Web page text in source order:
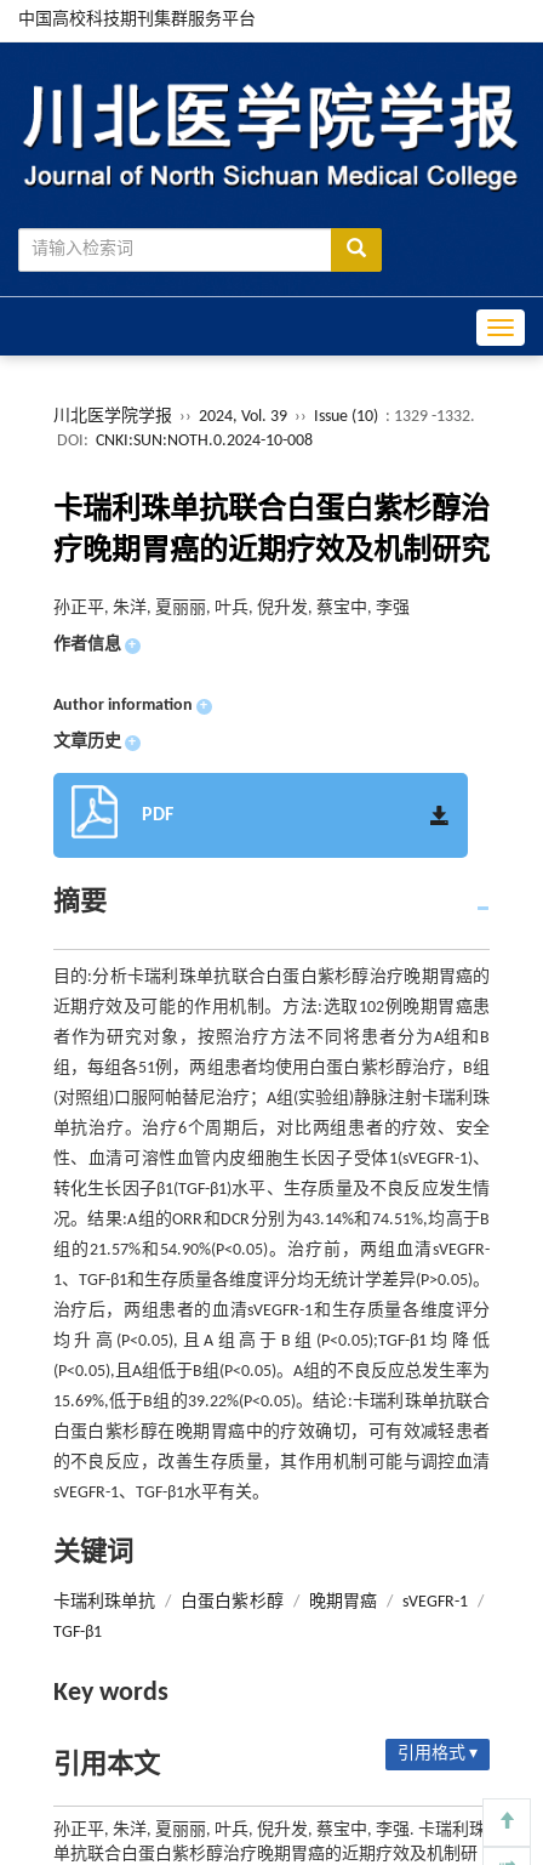
中国高校科技期刊集群服务平台
川北医学院学报 ›› 2024, Vol. 39 ›› Issue (10) : 1329 -1332.
DOI: CNKI:SUN:NOTH.0.2024-10-008
卡瑞利珠单抗联合白蛋白紫杉醇治
疗晚期胃癌的近期疗效及机制研究
孙正平, 朱洋, 夏丽丽, 叶兵, 倪升发, 蔡宝中, 李强
作者信息 +
Author information +
文章历史 +
PDF
摘要
目的:分析卡瑞利珠单抗联合白蛋白紫杉醇治疗晚期胃癌的
近期疗效及可能的作用机制。方法:选取102例晚期胃癌患
者作为研究对象，按照治疗方法不同将患者分为A组和B
组，每组各51例，两组患者均使用白蛋白紫杉醇治疗，B组
(对照组)口服阿帕替尼治疗；A组(实验组)静脉注射卡瑞利珠
单抗治疗。治疗6个周期后，对比两组患者的疗效、安全
性、血清可溶性血管内皮细胞生长因子受体1(sVEGFR-1)、
转化生长因子β1(TGF-β1)水平、生存质量及不良反应发生情
况。结果:A组的ORR和DCR分别为43.14%和74.51%,均高于B
组的21.57%和54.90%(P<0.05)。治疗前，两组血清sVEGFR-
1、TGF-β1和生存质量各维度评分均无统计学差异(P>0.05)。
治疗后，两组患者的血清sVEGFR-1和生存质量各维度评分
均升高(P<0.05),且A组高于B组(P<0.05);TGF-β1均降低
(P<0.05),且A组低于B组(P<0.05)。A组的不良反应总发生率为
15.69%,低于B组的39.22%(P<0.05)。结论:卡瑞利珠单抗联合
白蛋白紫杉醇在晚期胃癌中的疗效确切，可有效减轻患者
的不良反应，改善生存质量，其作用机制可能与调控血清
sVEGFR-1、TGF-β1水平有关。
关键词
卡瑞利珠单抗 / 白蛋白紫杉醇 / 晚期胃癌 / sVEGFR-1 /
TGF-β1
Key words
引用本文 引用格式 ▾
孙正平, 朱洋, 夏丽丽, 叶兵, 倪升发, 蔡宝中, 李强. 卡瑞利珠
单抗联合白蛋白紫杉醇治疗晚期胃癌的近期疗效及机制研